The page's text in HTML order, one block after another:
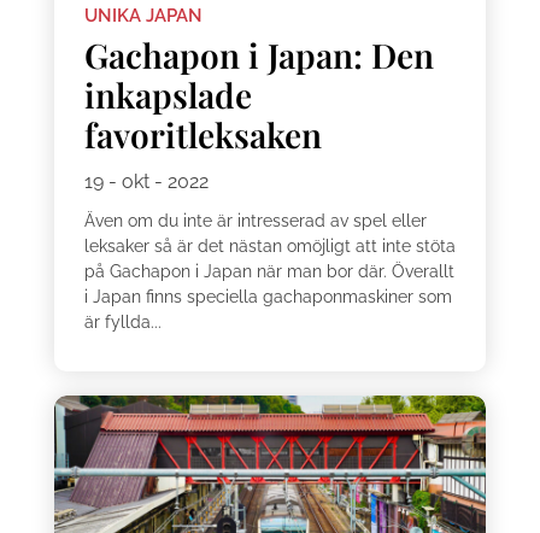
UNIKA JAPAN
Gachapon i Japan: Den
inkapslade
favoritleksaken
19 - okt - 2022
Även om du inte är intresserad av spel eller
leksaker så är det nästan omöjligt att inte stöta
på Gachapon i Japan när man bor där. Överallt
i Japan finns speciella gachaponmaskiner som
är fyllda...